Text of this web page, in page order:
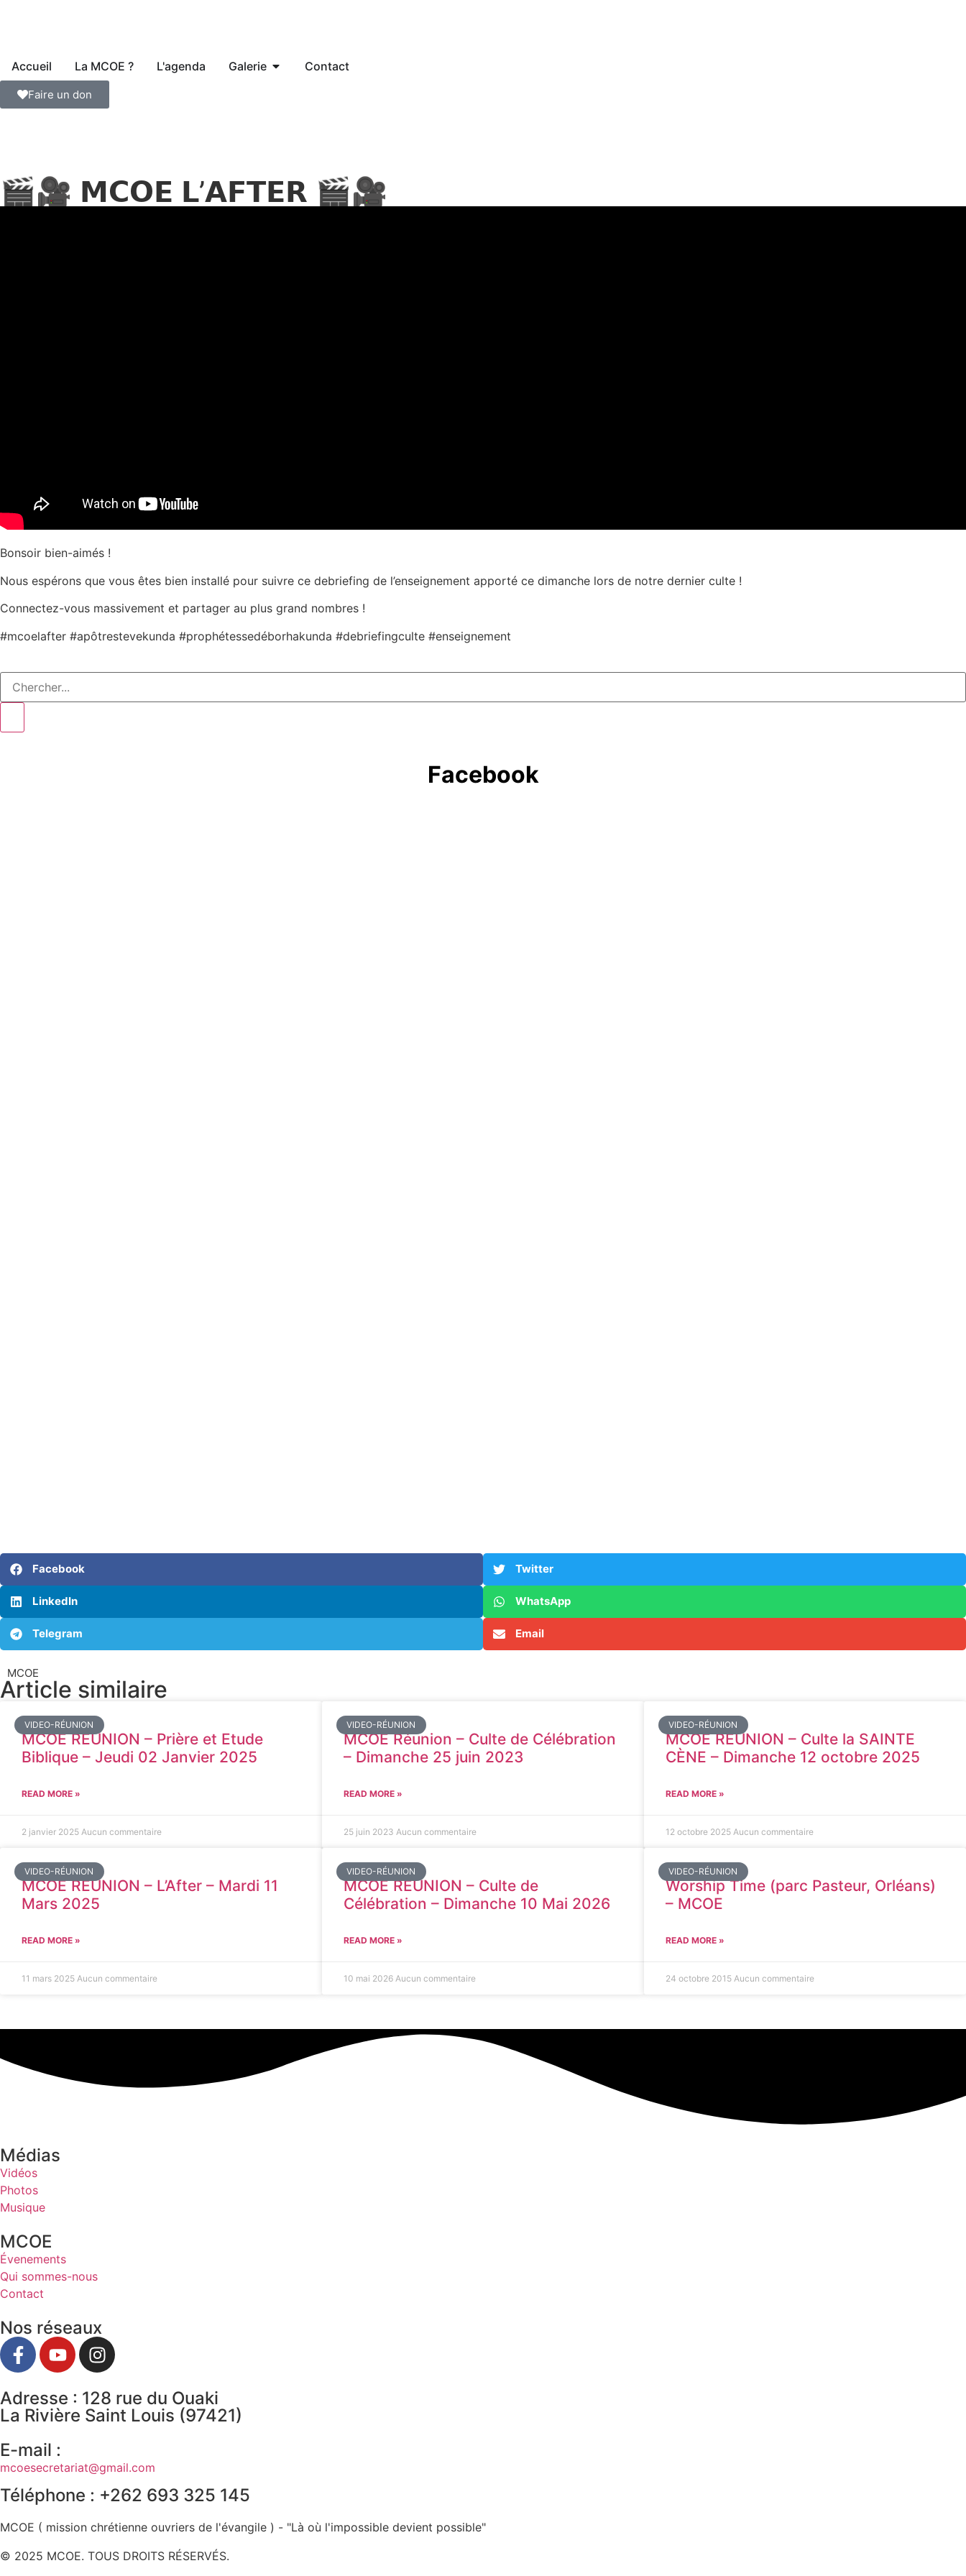
Accueil La MCOE ? L'agenda Galerie Contact
Faire un don
🎬🎥 𝗠𝗖𝗢𝗘 𝗟’𝗔𝗙𝗧𝗘𝗥 🎬🎥
Bonsoir bien-aimés !
Nous espérons que vous êtes bien installé pour suivre ce debriefing de l’enseignement apporté ce dimanche lors de notre dernier culte !
Connectez-vous massivement et partager au plus grand nombres !
#mcoelafter #apôtrestevekunda #prophétessedéborhakunda #debriefingculte #enseignement
Facebook
Facebook Twitter
LinkedIn WhatsApp
Telegram Email
MCOE
Article similaire​
VIDEO-RÉUNION
MCOE REUNION – Prière et Etude
Biblique – Jeudi 02 Janvier 2025
READ MORE »
2 janvier 2025 Aucun commentaire
VIDEO-RÉUNION
MCOE Réunion – Culte de Célébration
– Dimanche 25 juin 2023
READ MORE »
25 juin 2023 Aucun commentaire
VIDEO-RÉUNION
MCOE REUNION – Culte la SAINTE
CÈNE – Dimanche 12 octobre 2025
READ MORE »
12 octobre 2025 Aucun commentaire
VIDEO-RÉUNION
MCOE REUNION – L’After – Mardi 11
Mars 2025
READ MORE »
11 mars 2025 Aucun commentaire
VIDEO-RÉUNION
MCOE REUNION – Culte de
Célébration – Dimanche 10 Mai 2026
READ MORE »
10 mai 2026 Aucun commentaire
VIDEO-RÉUNION
Worship Time (parc Pasteur, Orléans)
– MCOE
READ MORE »
24 octobre 2015 Aucun commentaire
Médias
Vidéos
Photos
Musique
MCOE
Évenements
Qui sommes-nous
Contact
Nos réseaux
Adresse : 128 rue du Ouaki
La Rivière Saint Louis (97421)
E-mail :
mcoesecretariat@gmail.com
Téléphone : +262 693 325 145
MCOE ( mission chrétienne ouvriers de l'évangile ) - "Là où l'impossible devient possible"
© 2025 MCOE. TOUS DROITS RÉSERVÉS.